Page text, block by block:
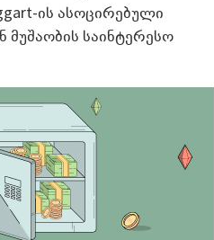
ის ასოცირებული
საინტერესო